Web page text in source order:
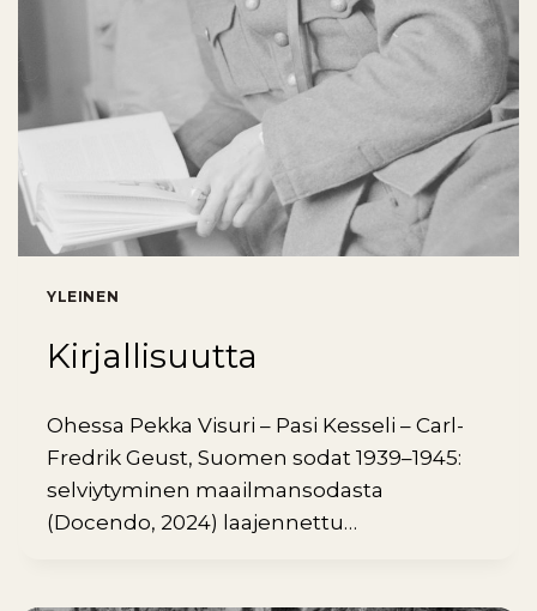
YLEINEN
Kirjallisuutta
Ohessa Pekka Visuri – Pasi Kesseli – Carl-
Fredrik Geust, Suomen sodat 1939–1945:
selviytyminen maailmansodasta
(Docendo, 2024) laajennettu…